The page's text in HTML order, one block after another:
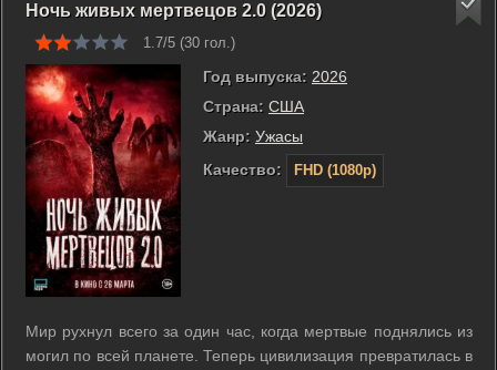
Ночь живых мертвецов 2.0 (2026)
1.7/5 (30 гол.)
Год выпуска: 2026
Страна: США
Жанр: Ужасы
Качество:
FHD (1080p)
Мир рухнул всего за один час, когда мертвые поднялись из
могил по всей планете. Теперь цивилизация превратилась в